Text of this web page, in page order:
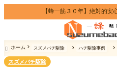
【蜂一筋３０年】絶対的安
 ホーム スズメバチ駆除 ハチ駆除事例
スズメバチ駆除